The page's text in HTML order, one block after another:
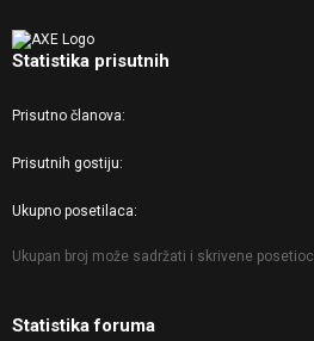
Statistika prisutnih
Prisutno članova
Prisutnih gostiju
Ukupno posetilaca
Ukupan broj može sadržati i skrivene
Statistika foruma